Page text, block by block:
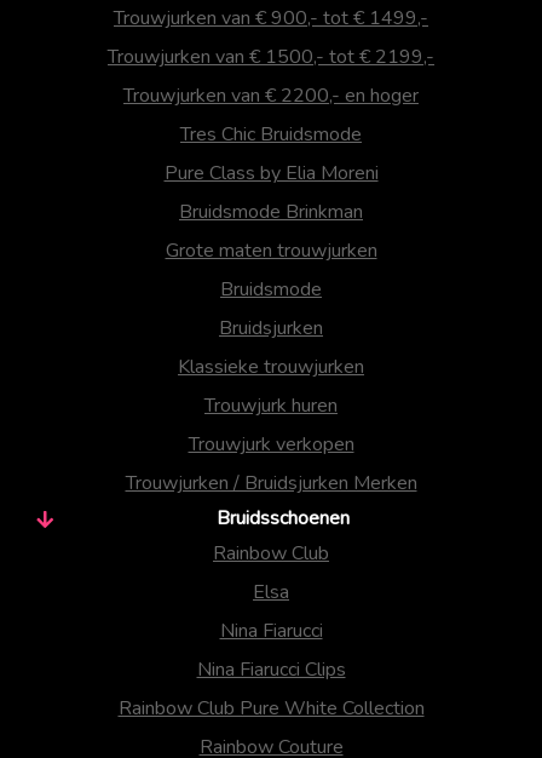
Trouwjurken van € 900,- tot € 1499,-
Trouwjurken van € 1500,- tot € 2199,-
Trouwjurken van € 2200,- en hoger
Tres Chic Bruidsmode
Pure Class by Elia Moreni
Bruidsmode Brinkman
Grote maten trouwjurken
Bruidsmode
Bruidsjurken
Klassieke trouwjurken
Trouwjurk huren
Trouwjurk verkopen
Trouwjurken / Bruidsjurken Merken
Bruidsschoenen
Rainbow Club
Elsa
Nina Fiarucci
Nina Fiarucci Clips
Rainbow Club Pure White Collection
Rainbow Couture